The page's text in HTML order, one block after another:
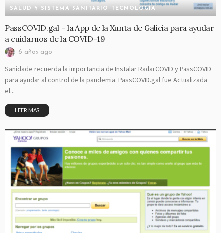
SALUD Y SISTEMA SANITARIO TECNOLOGÍA
PassCOVID.gal – la App de la Xunta de Galicia para ayudar
a cuidarnos de la COVID-19
6 años ago
Sanidade recuerda la importancia de Instalar RadarCOVID y PassCOVID
para ayudar al control de la pandemia. PassCOVID.gal fue Actualizada
el...
LEER MAS